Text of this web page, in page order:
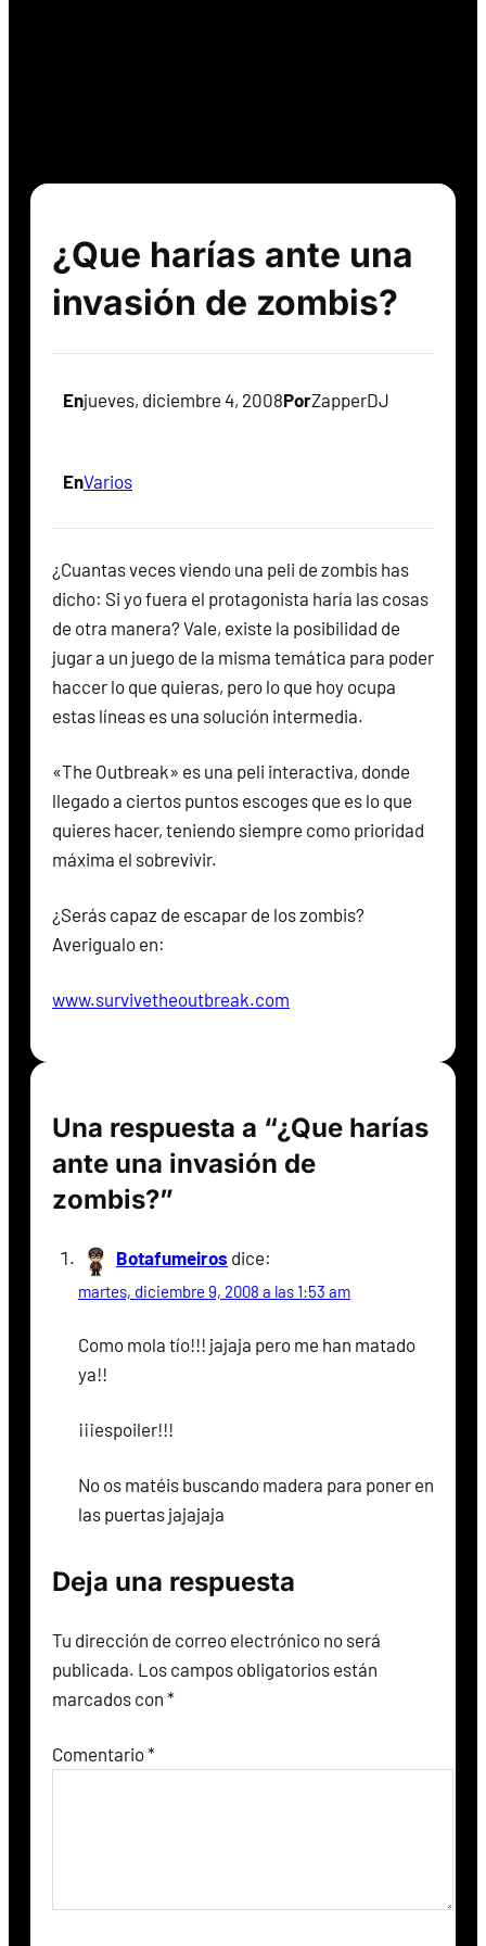
¿Que harías ante una
invasión de zombis?
Enjueves, diciembre 4, 2008PorZapperDJ
EnVarios
¿Cuantas veces viendo una peli de zombis has
dicho: Si yo fuera el protagonista haría las cosas
de otra manera? Vale, existe la posibilidad de
jugar a un juego de la misma temática para poder
haccer lo que quieras, pero lo que hoy ocupa
estas líneas es una solución intermedia.
«The Outbreak» es una peli interactiva, donde
llegado a ciertos puntos escoges que es lo que
quieres hacer, teniendo siempre como prioridad
máxima el sobrevivir.
¿Serás capaz de escapar de los zombis?
Averigualo en:
www.survivetheoutbreak.com
Una respuesta a “¿Que harías
ante una invasión de
zombis?”
Botafumeiros dice:
martes, diciembre 9, 2008 a las 1:53 am
Como mola tío!!! jajaja pero me han matado
ya!!
¡¡¡espoiler!!!
No os matéis buscando madera para poner en
las puertas jajajaja
Deja una respuesta
Tu dirección de correo electrónico no será
publicada. Los campos obligatorios están
marcados con *
Comentario*